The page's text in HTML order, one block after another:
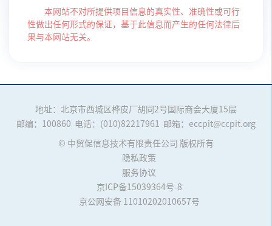
本网站不对所提供项目信息的真实性、准确性或可行
性做出任何形式的保证，基于此信息而产生的任何法律后
果与本网站无关。
地址：北京市西城区桦皮厂胡同2号国际商会大厦15层
邮编：100860
电话：(010)82217961 邮箱：eccpit@ccpit.org
© 中贸促信息技术有限责任公司 版权所有
隐私政策
服务协议
京ICP备15039364号-8
京公网安备 11010202010657号